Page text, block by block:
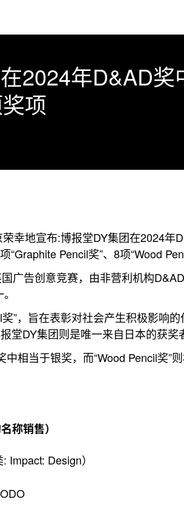
2024年D&AD奖
项
幸地宣布:博报堂DY集团在2024年
“Graphite Pencil奖”、8项“Wood
广告创意竞赛，由非营利机构
”，旨在表彰对社会产生积极影响
堂DY集团则是唯一来自日本的获奖
相当于银奖，而“Wood Pencil奖”则
称销售）
: Impact: Design）